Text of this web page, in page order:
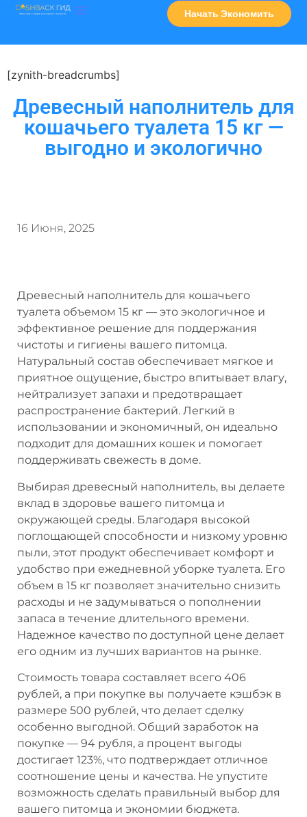
Начать Экономить
[zynith-breadcrumbs]
Древесный наполнитель для
кошачьего туалета 15 кг —
выгодно и экологично
16 Июня, 2025
Древесный наполнитель для кошачьего
туалета объемом 15 кг — это экологичное и
эффективное решение для поддержания
чистоты и гигиены вашего питомца.
Натуральный состав обеспечивает мягкое и
приятное ощущение, быстро впитывает влагу,
нейтрализует запахи и предотвращает
распространение бактерий. Легкий в
использовании и экономичный, он идеально
подходит для домашних кошек и помогает
поддерживать свежесть в доме.
Выбирая древесный наполнитель, вы делаете
вклад в здоровье вашего питомца и
окружающей среды. Благодаря высокой
поглощающей способности и низкому уровню
пыли, этот продукт обеспечивает комфорт и
удобство при ежедневной уборке туалета. Его
объем в 15 кг позволяет значительно снизить
расходы и не задумываться о пополнении
запаса в течение длительного времени.
Надежное качество по доступной цене делает
его одним из лучших вариантов на рынке.
Стоимость товара составляет всего 406
рублей, а при покупке вы получаете кэшбэк в
размере 500 рублей, что делает сделку
особенно выгодной. Общий заработок на
покупке — 94 рубля, а процент выгоды
достигает 123%, что подтверждает отличное
соотношение цены и качества. Не упустите
возможность сделать правильный выбор для
вашего питомца и экономии бюджета.